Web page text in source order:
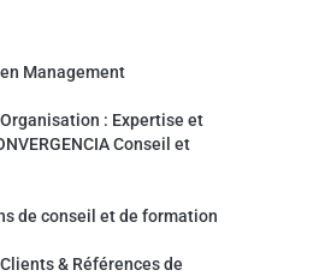
Management
: Expertise et
Conseil et
de conseil et de formation
& Références de